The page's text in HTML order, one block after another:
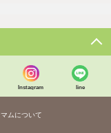
Instagram line
マムについて